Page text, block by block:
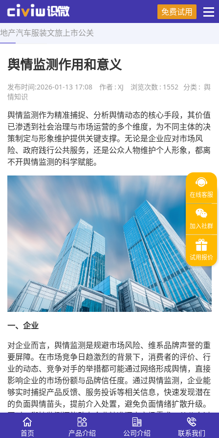
免费试用
地产汽车服装文旅 上市公关
首页 > 舆情知识 > 正文
舆情监测作用和意义
发布时间:2026-01-13 17:08 作者 : XJ 浏览次数 : 1552 分类 : 舆
情知识
舆情监测作为精准捕捉、分析舆情动态的核心手段，其价值
已渗透到社会治理与市场运营的多个维度，为不同主体的决
策制定与形象维护提供关键支撑。无论是企业应对市场风
险、政府践行公共服务，还是公众人物维护个人形象，都离
不开舆情监测的科学赋能。
一、企业
对企业而言，舆情监测是规避市场风险、维系品牌声誉的重
要屏障。在市场竞争日趋激烈的背景下，消费者的评价、行
业的动态、竞争对手的举措都可能通过网络形成舆情，直接
影响企业的市场份额与品牌信任度。通过舆情监测，企业能
够实时捕捉产品反馈、服务投诉等相关信息，快速发现潜在
的负面舆情苗头，提前介入处置，避免负面情绪扩散升级。
同时，舆情监测还能助力企业精准洞察市场需求，从公众讨
论的热点话题中挖掘消费趋势，为产品研发、营销策略调整
首页 产品介绍 公司介绍 联系我们